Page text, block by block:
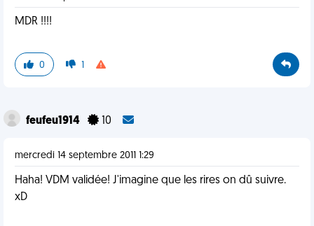
MDR !!!!
0 1
feufeu1914 10
mercredi 14 septembre 2011 1:29
Haha! VDM validée! J'imagine que les rires on dû suivre.
xD